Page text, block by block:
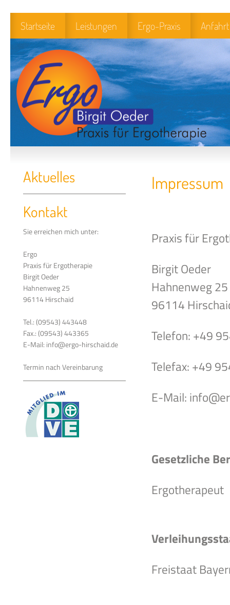
Startseite Leistungen Ergo-Praxis Anfahrt
Aktuelles
Kontakt
Sie erreichen mich unter:
Ergo
Praxis für Ergotherapie
Birgit Oeder
Hahnenweg 25
96114 Hirschaid
Tel.: (09543) 443448
Fax.: (09543) 443365
E-Mail: info@ergo-hirschaid.de
Termin nach Vereinbarung
Impressum
Praxis für
Birgit Oeder
Hahnenweg 25
96114
Telefon: +49
Telefax: +49
E-Mail:
Gesetzliche
Ergotherapeut
Freistaat